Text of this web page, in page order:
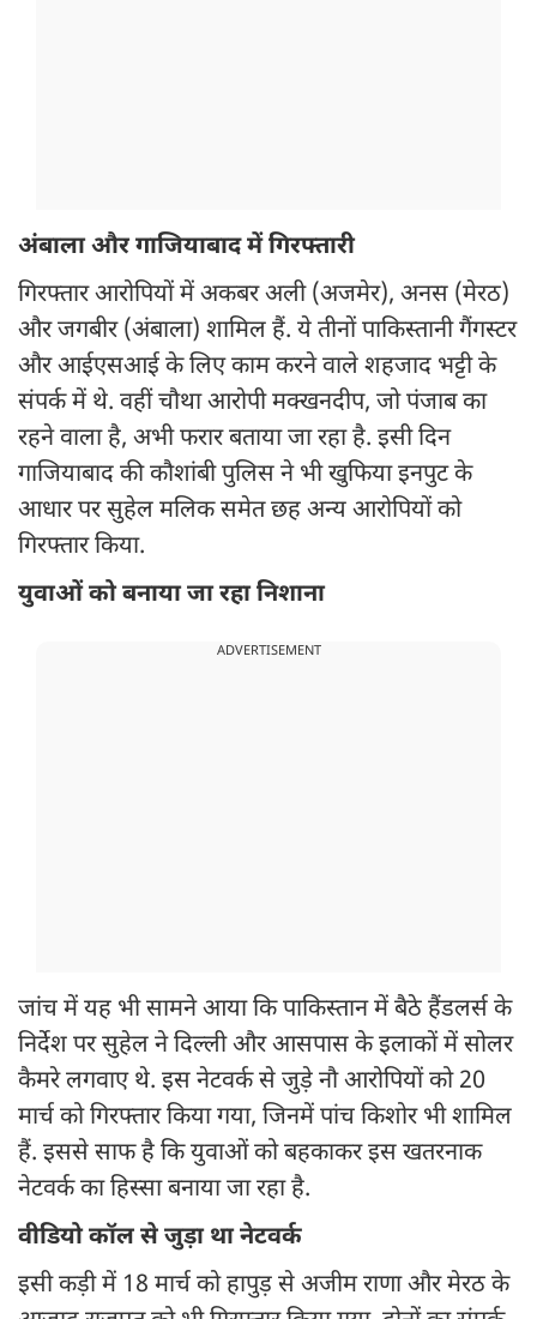
अंबाला और गाजियाबाद में गिरफ्तारी
गिरफ्तार आरोपियों में अकबर अली (अजमेर), अनस (मेरठ)
और जगबीर (अंबाला) शामिल हैं. ये तीनों पाकिस्तानी गैंगस्टर
और आईएसआई के लिए काम करने वाले शहजाद भट्टी के
संपर्क में थे. वहीं चौथा आरोपी मक्खनदीप, जो पंजाब का
रहने वाला है, अभी फरार बताया जा रहा है. इसी दिन
गाजियाबाद की कौशांबी पुलिस ने भी खुफिया इनपुट के
आधार पर सुहेल मलिक समेत छह अन्य आरोपियों को
गिरफ्तार किया.
युवाओं को बनाया जा रहा निशाना
ADVERTISEMENT
जांच में यह भी सामने आया कि पाकिस्तान में बैठे हैंडलर्स के
निर्देश पर सुहेल ने दिल्ली और आसपास के इलाकों में सोलर
कैमरे लगवाए थे. इस नेटवर्क से जुड़े नौ आरोपियों को 20
मार्च को गिरफ्तार किया गया, जिनमें पांच किशोर भी शामिल
हैं. इससे साफ है कि युवाओं को बहकाकर इस खतरनाक
नेटवर्क का हिस्सा बनाया जा रहा है.
वीडियो कॉल से जुड़ा था नेटवर्क
इसी कड़ी में 18 मार्च को हापुड़ से अजीम राणा और मेरठ के